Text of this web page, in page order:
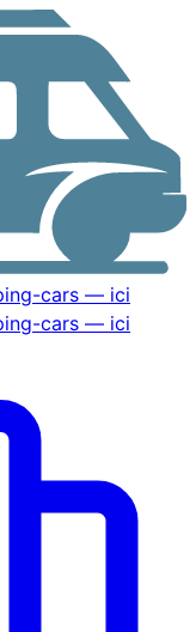
cars — ici
cars — ici